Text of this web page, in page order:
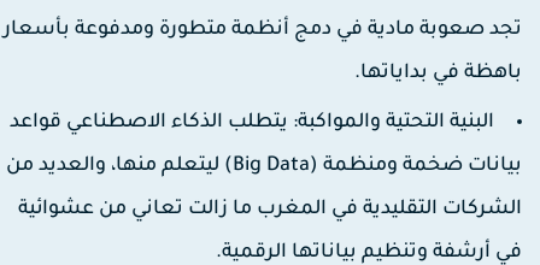
صعوبة مادية في دمج أنظمة متطورة ومدفوعة بأسعار
في بداياتها.
البنية التحتية والمواكبة:يتطلب الذكاء الاصطناعي قواعد
بيانات ضخمة ومنظمة (Big Data) ليتعلم منها، والعديد من
التقليدية في المغرب ما زالت تعاني من عشوائية
أرشفة وتنظيم بياناتها الرقمية.